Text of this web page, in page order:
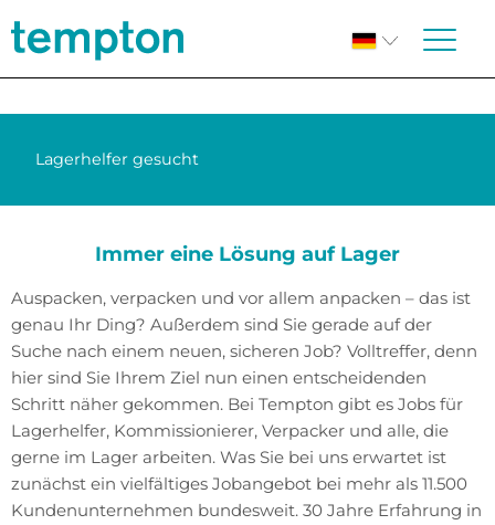
Lagerhelfer gesucht
Immer eine Lösung auf Lager
Auspacken, verpacken und vor allem anpacken – das ist
genau Ihr Ding? Außerdem sind Sie gerade auf der
Suche nach einem neuen, sicheren Job? Volltreffer, denn
hier sind Sie Ihrem Ziel nun einen entscheidenden
Schritt näher gekommen. Bei Tempton gibt es Jobs für
Lagerhelfer, Kommissionierer, Verpacker und alle, die
gerne im Lager arbeiten. Was Sie bei uns erwartet ist
zunächst ein vielfältiges Jobangebot bei mehr als 11.500
Kundenunternehmen bundesweit. 30 Jahre Erfahrung in